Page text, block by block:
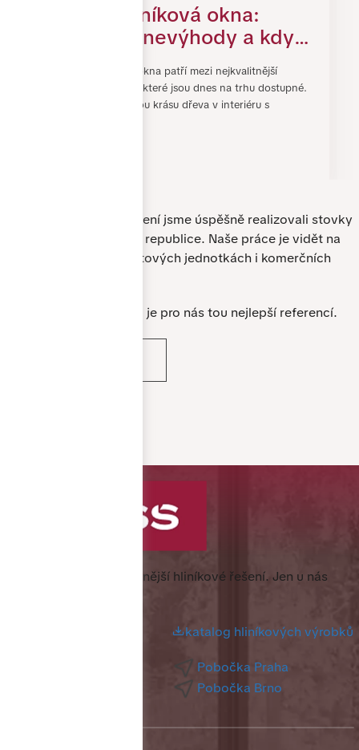
Dřevohliníková okna:
výhody, nevýhody a kdy
investovat
Dřevohliníková okna patří mezi nejkvalitnější
okenní systémy, které jsou dnes na trhu dostupné.
Spojují přirozenou krásu dřeva v interiéru s
Za dobu našeho působení jsme úspěšně realizovali stovky
zakázek po celé České republice. Naše práce je vidět na
rodinných domech, bytových jednotkách i komerčních
Spokojenost zákazníků je pro nás tou nejlepší referencí.
Specialista na nejkvalitnější hliníkové řešení. Jen u nás
katalog hliníkových výrobků
Pobočka Praha
Pobočka Brno